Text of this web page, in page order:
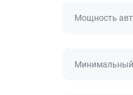
Мощность
Минимальный